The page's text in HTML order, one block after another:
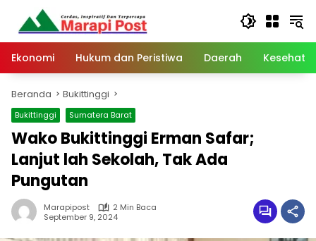
Langsung
konten
Ekonomi
Hukum dan Peristiwa Daerah
Beranda Bukittinggi
Bukittinggi Sumatera Barat
Wako Bukittinggi Erman Safar;
Lanjut lah Sekolah, Tak Ada
Pungutan
Marapipost
2 Min Baca
September 9, 2024